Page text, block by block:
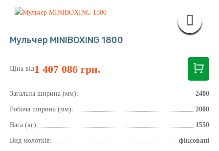
Мульчер MINIBOXING 1800
Ціна від1 407 086 грн.
Загальна ширина (мм): 2400
Робоча ширина (мм): 2000
Вага (кг): 1550
Вид молотків: фіксовані